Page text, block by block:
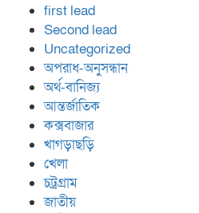
first lead
Second lead
Uncategorized
অপরাধ-অনুসন্ধান
অর্থ-বানিজ্য
আন্তর্জাতিক
কক্সবাজার
খাগড়াছড়ি
খেলা
চট্রগ্রাম
জাতীয়